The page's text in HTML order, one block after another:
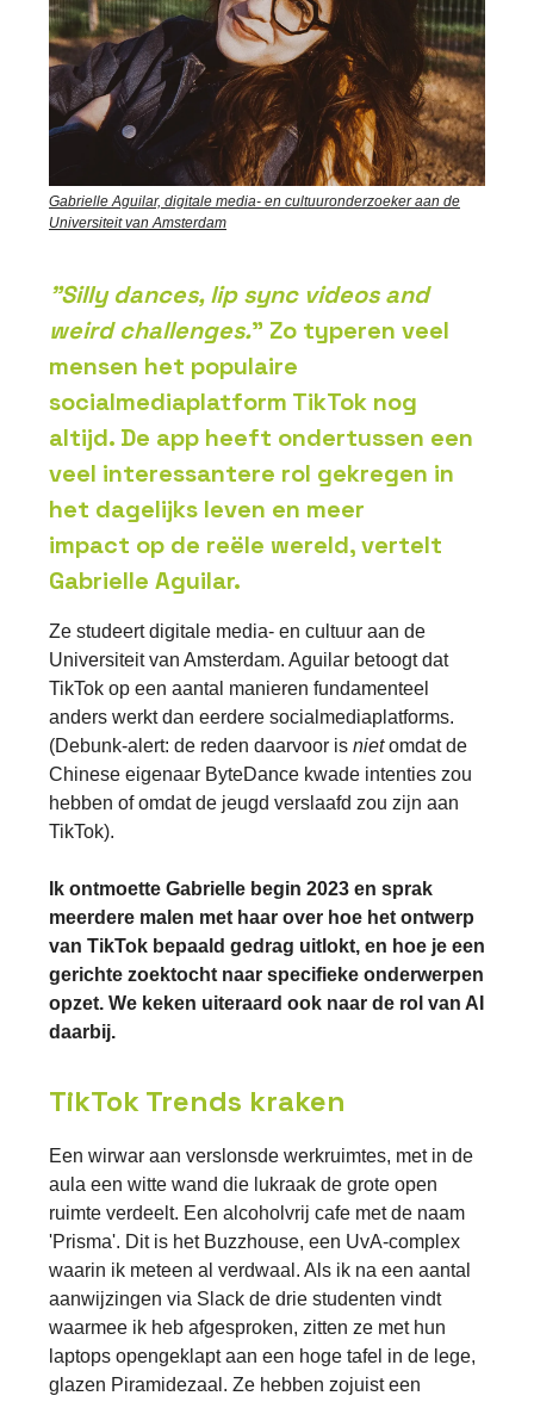
Gabrielle Aguilar, digitale media- en cultuuronderzoeker aan de
Universiteit van Amsterdam
"Silly dances, lip sync videos and
weird challenges." Zo typeren veel
mensen het populaire
socialmediaplatform TikTok nog
altijd. De app heeft ondertussen een
veel interessantere rol gekregen in
het dagelijks leven en meer
impact op de reële wereld, vertelt
Gabrielle Aguilar.
Ze studeert digitale media- en cultuur aan de
Universiteit van Amsterdam. Aguilar betoogt dat
TikTok op een aantal manieren fundamenteel
anders werkt dan eerdere socialmediaplatforms.
(Debunk-alert: de reden daarvoor is nietomdat de
Chinese eigenaar ByteDance kwade intenties zou
hebben of omdat de jeugd verslaafd zou zijn aan
TikTok).
Ik ontmoette Gabrielle begin 2023 en sprak
meerdere malen met haar over hoe het ontwerp
van TikTok bepaald gedrag uitlokt, en hoe je een
gerichte zoektocht naar specifieke onderwerpen
opzet. We keken uiteraard ook naar de rol van AI
daarbij.
TikTok Trends kraken
Een wirwar aan verslonsde werkruimtes, met in de
aula een witte wand die lukraak de grote open
ruimte verdeelt. Een alcoholvrij cafe met de naam
'Prisma'. Dit is het Buzzhouse, een UvA-complex
waarin ik meteen al verdwaal. Als ik na een aantal
aanwijzingen via Slack de drie studenten vindt
waarmee ik heb afgesproken, zitten ze met hun
laptops opengeklapt aan een hoge tafel in de lege,
glazen Piramidezaal. Ze hebben zojuist een